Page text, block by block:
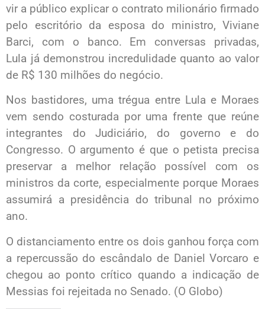
vir a público explicar o contrato milionário firmado
pelo escritório da esposa do ministro, Viviane
Barci, com o banco. Em conversas privadas,
Lula já demonstrou incredulidade quanto ao valor
de R$ 130 milhões do negócio.
Nos bastidores, uma trégua entre Lula e Moraes
vem sendo costurada por uma frente que reúne
integrantes do Judiciário, do governo e do
Congresso. O argumento é que o petista precisa
preservar a melhor relação possível com os
ministros da corte, especialmente porque Moraes
assumirá a presidência do tribunal no próximo
ano.
O distanciamento entre os dois ganhou força com
a repercussão do escândalo de Daniel Vorcaro e
chegou ao ponto crítico quando a indicação de
Messias foi rejeitada no Senado. (O Globo)